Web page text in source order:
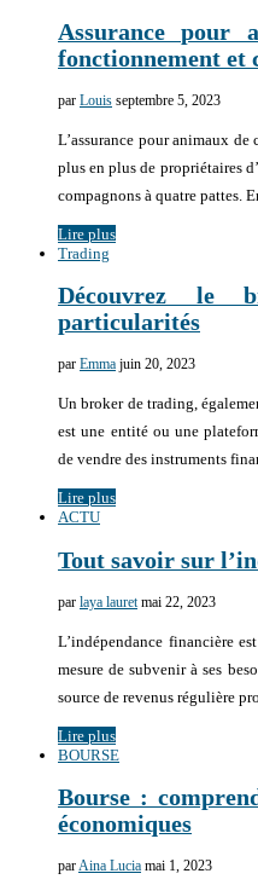
Assurance pour
fonctionnement et
par Louis septembre 5, 2023
L’assurance pour animaux
plus en plus de propriétaires
compagnons à quatre pattes.
Lire plus
Trading
Découvrez le
particularités
par Emma juin 20, 2023
Un broker de trading,
est une entité ou une
de vendre des instruments
Lire plus
ACTU
Tout savoir sur
par laya lauret mai 22, 2023
L’indépendance financière
mesure de subvenir à ses
source de revenus régulière
Lire plus
BOURSE
Bourse :
économiques
parAina Lucia mai 1, 2023